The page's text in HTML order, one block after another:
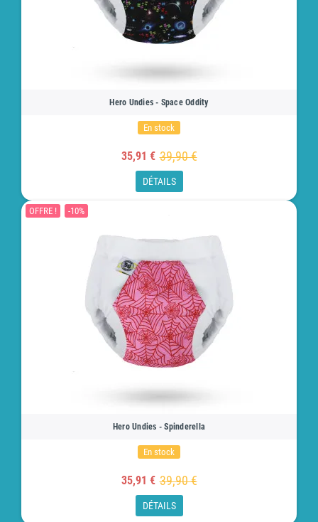
Hero Undies - Space Oddity
En stock
35,91 € 39,90 €
DÉTAILS
OFFRE ! -10%
Hero Undies - Spinderella
En stock
35,91 € 39,90 €
DÉTAILS